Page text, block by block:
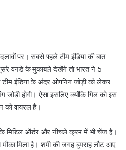
पर। सबसे पहले टीम इंडिया की बात
वनडे के मुकाबले देखेंगे तो भारत ने 5
इंडिया के अंदर ओपनिंग जोड़ी को लेकर
होगी। ऐसा इसलिए क्योंकि गिल को इस
को वायरल है।
मिडिल ऑर्डर और नीचले क्रम में भी चेंज है।
मिला है। शमी की जगह बुमराह लौट आए